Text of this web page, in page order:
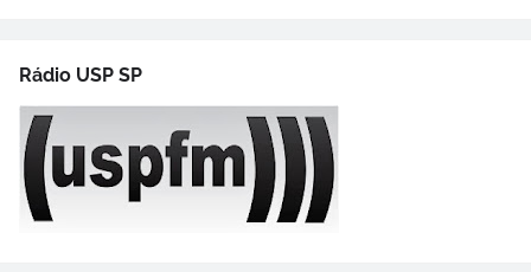
Rádio USP SP